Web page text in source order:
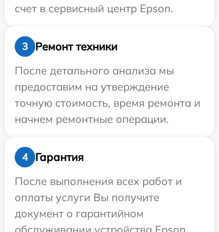
счет в сервисный центр Epson.
3
Ремонт техники
После детального анализа мы
предоставим на утверждение
точную стоимость, время ремонта и
начнем ремонтные операции.
4
Гарантия
После выполнения всех работ и
оплаты услуги Вы получите
документ о гарантийном